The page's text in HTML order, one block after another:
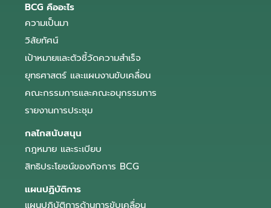
BCG คืออะไร
ความเป็นมา
วิสัยทัศน์
เป้าหมายและตัวชี้วัดความสำเร็จ
ยุทธศาสตร์ และแผนงานขับเคลื่อน
คณะกรรมการและคณะอนุกรรมการ
รายงานการประชุม
กลไกสนับสนุน
กฎหมาย และระเบียบ
สิทธิประโยชน์ของกิจการ BCG
แผนปฏิบัติการ
แผนปฏิบัติการด้านการขับเคลื่อน